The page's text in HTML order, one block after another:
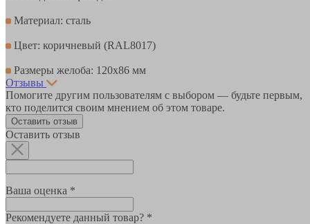
Материал: сталь
Цвет: коричневый (RAL8017)
Размеры желоба: 120х86 мм
Отзывы
Помогите другим пользователям с выбором — будьте первым,
кто поделится своим мнением об этом товаре.
Оставить отзыв
Оставить отзыв
Ваша оценка *
Рекомендуете данный товар? *